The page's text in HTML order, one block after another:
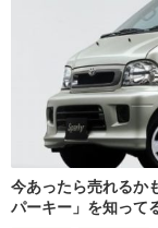
今あったら売れるか
パーキー」を知って